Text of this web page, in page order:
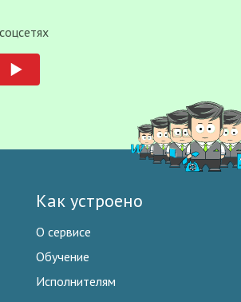
Как устроено
О сервисе
Обучение
Исполнителям